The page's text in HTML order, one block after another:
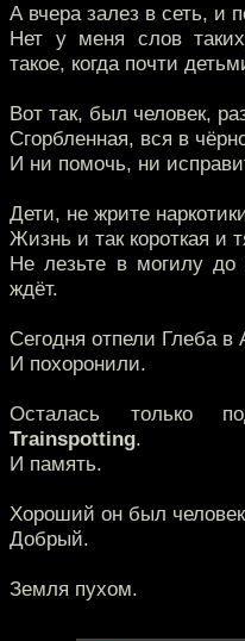
А вчера залез в сеть, и
Нет у меня слов
такое, когда почти
Вот так, был человек,
Сгорбленная, вся в
И ни помочь, ни
Дети, не жрите
Жизнь и так короткая и
Не лезьте в могилу
ждёт.
Сегодня отпели Глеба в
И похоронили.
Осталась только
Trainspotting.
И память.
Хороший он был
Добрый.
Земля пухом.